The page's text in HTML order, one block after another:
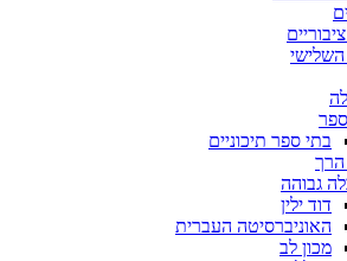
השלישי
בתי ספר תיכוניים
הרך
גבוהה
דוד ילין
האוניברסיטה העברית
מכון לב